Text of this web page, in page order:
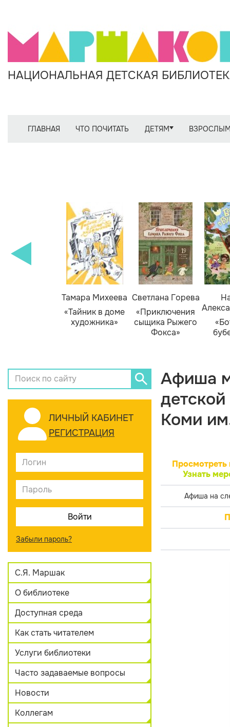
НАЦИОНАЛЬНАЯ ДЕТСКАЯ
ГЛАВНАЯ ЧТО ПОЧИТАТЬ ДЕТЯМ
Тамара Михеева
«Тайник в доме
художника»
Светлана Горева
«Приключения
сыщика Рыжего
Фокса»
ЛИЧНЫЙ КАБИНЕТ
РЕГИСТРАЦИЯ
Забыли пароль?
С.Я. Маршак
О библиотеке
Доступная среда
Как стать читателем
Услуги библиотеки
Часто задаваемые вопросы
Новости
Коллегам
Афиша
Коми
Просмотреть
Узнать
Афиша на